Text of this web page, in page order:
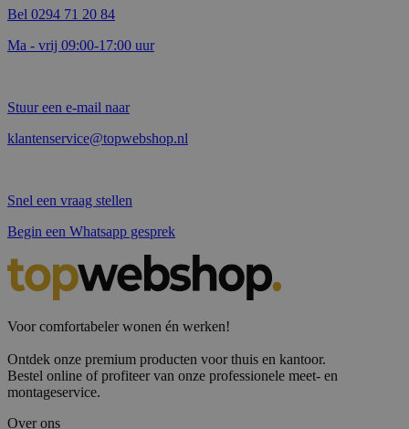
Bel 0294 71 20 84
Ma - vrij 09:00-17:00 uur
Stuur een e-mail naar
klantenservice@topwebshop.nl
Snel een vraag stellen
Begin een Whatsapp gesprek
Voor comfortabeler wonen én werken!
Ontdek onze premium producten voor thuis en kantoor.
Bestel online of profiteer van onze professionele meet- en
montageservice.
Over ons